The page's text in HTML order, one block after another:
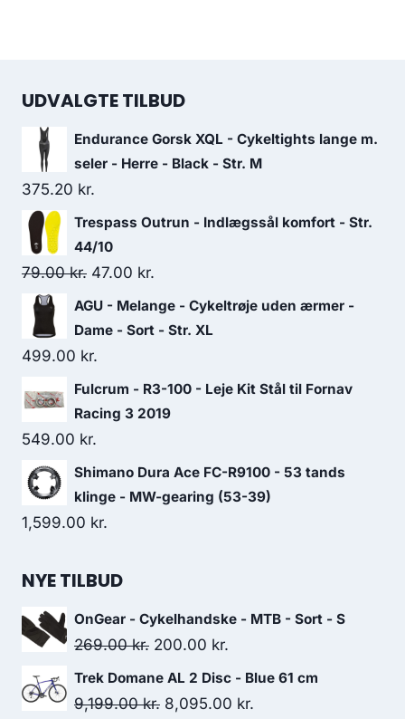
UDVALGTE TILBUD
Endurance Gorsk XQL - Cykeltights lange m.
seler - Herre - Black - Str. M
375.20 kr.
Trespass Outrun - Indlægssål komfort - Str.
44/10
79.00kr. Original
price
was:
79.00 kr..
47.00 kr.
price
is:
AGU - Melange - Cykeltrøje uden ærmer -
Dame - Sort - Str. XL
499.00 kr.
Fulcrum - R3-100 - Leje Kit Stål til Fornav
Racing 3 2019
549.00 kr.
Shimano Dura Ace FC-R9100 - 53 tands
klinge - MW-gearing (53-39)
1,599.00 kr.
NYE TILBUD
OnGear - Cykelhandske - MTB - Sort - S
269.00kr. Original
price
was:
200.00 kr.
price
is:
Trek Domane AL 2 Disc - Blue 61 cm
9,199.00kr. Original
8,095.00 kr.